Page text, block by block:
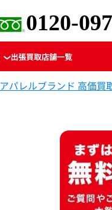
0120-
出張買取店舗一覧
アパレルブランド 高価買